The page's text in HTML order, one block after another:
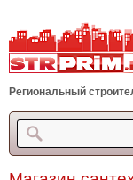
Региональный